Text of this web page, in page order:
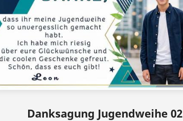
Danksagung Jugendweihe 02